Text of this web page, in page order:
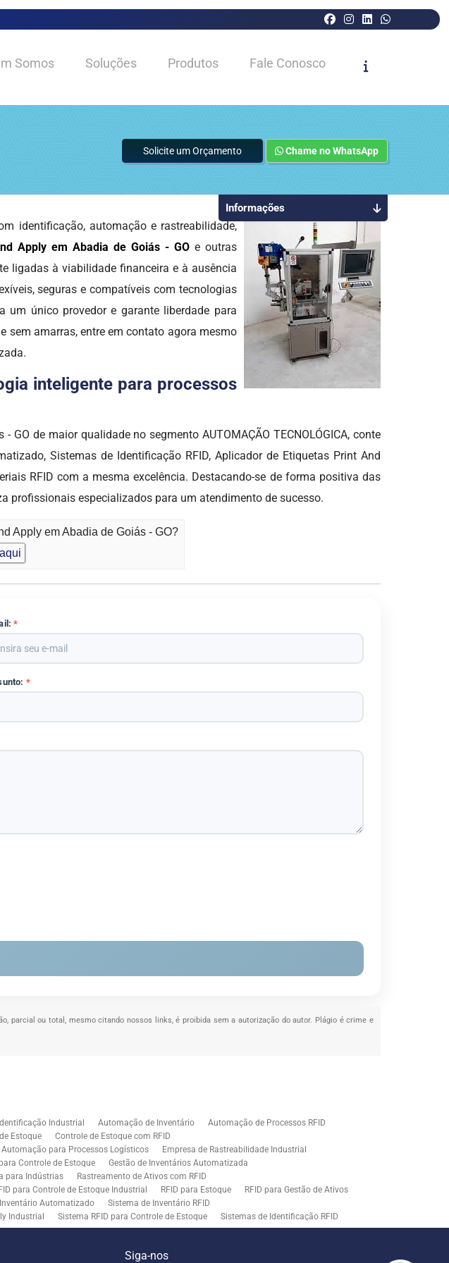
Somos Soluções Produtos Fale Conosco
Solicite um Orçamento Chame no WhatsApp
identificação, automação e rastreabilidade,
Apply em Abadia de Goiás - GOe outras
ligadas à viabilidade financeira e à ausência
seguras e compatíveis com tecnologias
um único provedor e garante liberdade para
sem amarras, entre em contato agora mesmo
inteligente para processos
de maior qualidade no segmento AUTOMAÇÃO TECNOLÓGICA, conte
Sistemas de Identificação RFID, Aplicador de Etiquetas Print And
RFID com a mesma excelência. Destacando-se de forma positiva das
profissionais especializados para um atendimento de sucesso.
Apply em Abadia de Goiás - GO?
*
*
parcial ou total, mesmo citando nossos links, é proibida sem a autorização do autor. Plágio é crime e
Informações
Industrial Automação de Inventário
Automação de Processos RFID
Estoque
Controle de Estoque com RFID
Automação para Processos Logísticos
Empresa de Rastreabilidade Industrial
Controle de Estoque
Gestão de Inventários Automatizada
para Indústrias
Rastreamento de Ativos com RFID
para Controle de Estoque Industrial RFID para Estoque
RFID para Gestão de Ativos
Automatizado
Sistema de Inventário RFID
Industrial Sistema RFID para Controle de Estoque
Sistemas de Identificação RFID
de Etiquetas
Soluções em Rastreamento RFID
e Ferramentas para Integração Middleware para Integração de Sistemas
Siga-nos